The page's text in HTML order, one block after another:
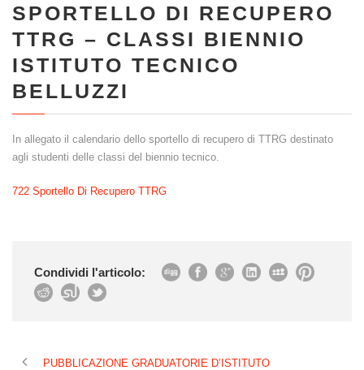
SPORTELLO DI RECUPERO
TTRG – CLASSI BIENNIO
ISTITUTO TECNICO
BELLUZZI
In allegato il calendario dello sportello di recupero di TTRG destinato
agli studenti delle classi del biennio tecnico.
722 Sportello Di Recupero TTRG
Condividi l'articolo:
PUBBLICAZIONE GRADUATORIE D’ISTITUTO